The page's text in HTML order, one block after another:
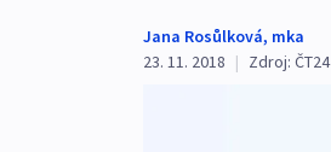
Jana Rosůlková, mka
23. 11. 2018 | Zdroj: ČT24